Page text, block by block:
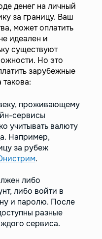
денег на личный
за границу. Ваш
может оплатить
идеален и
существуют
Но это
зарубежные
проживающему
сервисы
учитывать валюту
Например,
за рубеж
.
либо
либо войти в
и паролю. После
разные
сервиса.